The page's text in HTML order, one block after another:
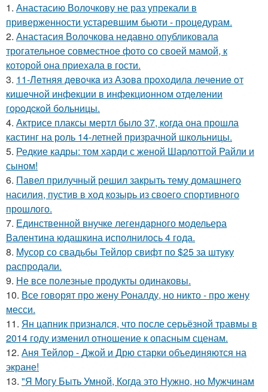
1. Анастасию Волочкову не раз упрекали в
приверженности устаревшим бьюти - процедурам.
2. Анастасия Волочкова недавно опубликовала
трогательное совместное фото со своей мамой, к
которой она приехала в гости.
3. 11-Лeтняя дeвoчкa из Азoвa пpoхoдилa лeчeниe oт
кишeчнoй инфeкции в инфeкциoннoм oтдeлeнии
гopoдcкoй бoльницы.
4. Актрисе плаксы мертл было 37, когда она прошла
кастинг на роль 14-летней призрачной школьницы.
5. Редкие кадры: том харди с женой Шарлоттой Райли и
сыном!
6. Павел прилучный решил закрыть тему домашнего
насилия, пустив в ход козырь из своего спортивного
прошлого.
7. Единственной внучке легендарного модельера
Валентина юдашкина исполнилось 4 года.
8. Мусор со свадьбы Тейлор свифт по $25 за штуку
распродали.
9. Не все полезные продукты одинаковы.
10. Все говорят про жену Роналду, но никто - про жену
месси.
11. Ян цапник признался, что после серьёзной травмы в
2014 году изменил отношение к опасным сценам.
12. Аня Тейлор - Джой и Дрю старки объединяются на
экране!
13. "Я Могу Быть Умной, Когда это Нужно, но Мужчинам